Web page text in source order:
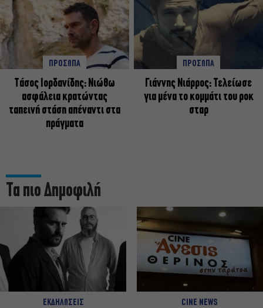
ΠΡΟΣΩΠΑ
Tάσος Ιορδανίδης: Νιώθω
ασφάλεια κρατώντας
ταπεινή στάση απέναντι στα
πράγματα
ΠΡΟΣΩΠΑ
Γιάννης Νιάρρος: Τελείωσε
για μένα το κομμάτι του ροκ
σταρ
Τα πιο Δημοφιλή
ΕΚΔΗΛΩΣΕΙΣ CINE NEWS